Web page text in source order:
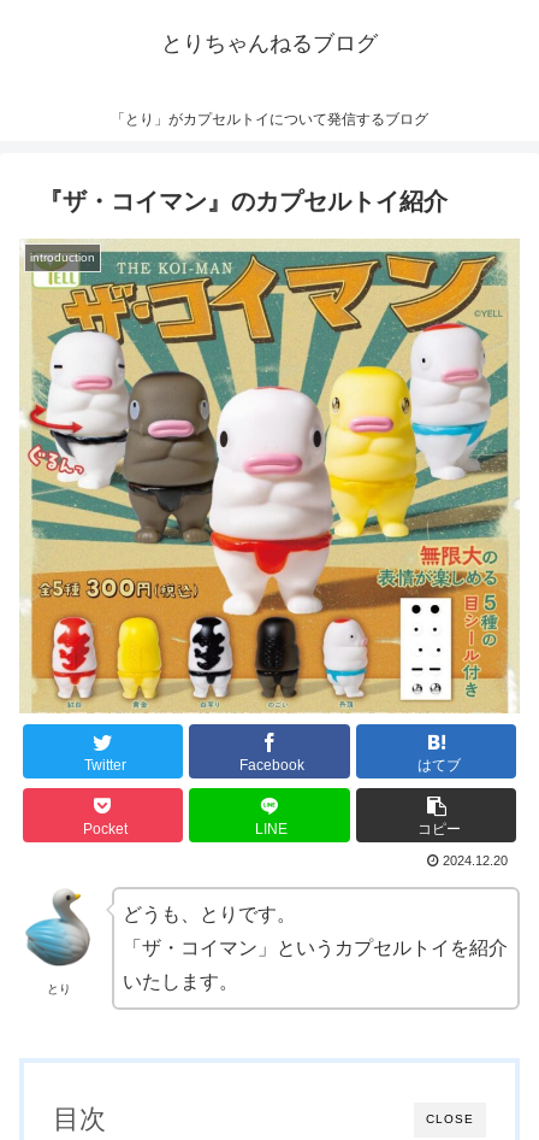
とりちゃんねるブログ
「とり」がカプセルトイについて発信するブログ
『ザ・コイマン』のカプセルトイ紹介
introduction
Twitter Facebook はてブ
Pocket LINE コピー
2024.12.20
とり
どうも、とりです。
「ザ・コイマン」というカプセルトイを紹介
いたします。
CLOSE
目次